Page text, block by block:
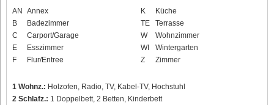
AN
Annex
B
Badezimmer
C
Carport/Garage
E
Esszimmer
F
Flur/Entree
K
Küche
TE
Terrasse
W
Wohnzimmer
WI
Wintergarten
Z
Zimmer
1 Wohnz.: Holzofen, Radio, TV, Kabel-TV, Hochstuhl
2 Schlafz.: 1 Doppelbett, 2 Betten, Kinderbett